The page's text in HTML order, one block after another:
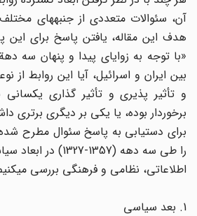
هدف این مقاله، یافتن پاسخ برای
«با توجه به زوایای پیدا و پنهان سه دهة
بین ایران و اسرائیل، آیا این روابط از
برخوردار بوده، یا یکی بر دیگری برتری
برای دستیابی به پاسخ سئوال مطرح شده،
را طی سه دهه (1357-1327)
اطلاعاتی، نظامی و فرهنگی بررسی می‎کنیم.